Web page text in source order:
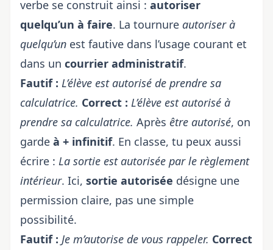
verbe se construit ainsi : autoriser
quelqu’un à faire. La tournure autoriser à
quelqu’un est fautive dans l’usage courant et
dans un courrier administratif.
Fautif : L’élève est autorisé de prendre sa
calculatrice. Correct : L’élève est autorisé à
prendre sa calculatrice. Après être autorisé, on
garde à + infinitif. En classe, tu peux aussi
écrire : La sortie est autorisée par le règlement
intérieur. Ici, sortie autorisée désigne une
permission claire, pas une simple
possibilité.
Fautif : Je m’autorise de vous rappeler. Correct